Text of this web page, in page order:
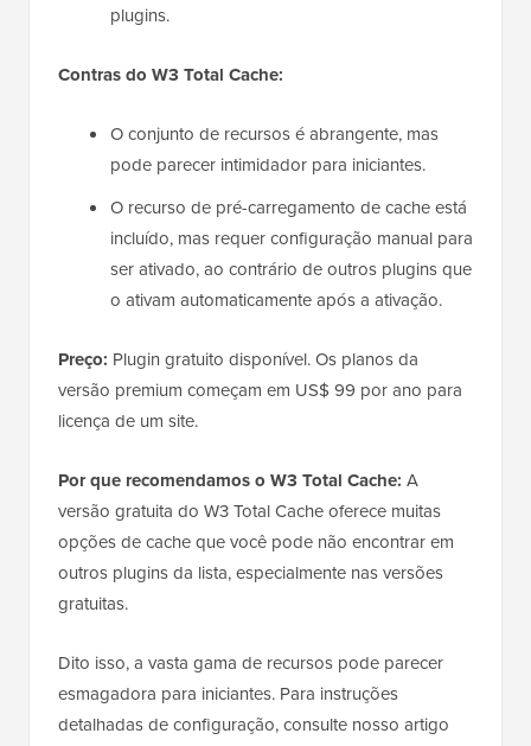
plugins.
Contras do W3 Total Cache:
O conjunto de recursos é abrangente, mas
pode parecer intimidador para iniciantes.
O recurso de pré-carregamento de cache está
incluído, mas requer configuração manual para
ser ativado, ao contrário de outros plugins que
o ativam automaticamente após a ativação.
Preço: Plugin gratuito disponível. Os planos da
versão premium começam em US$ 99 por ano para
licença de um site.
Por que recomendamos o W3 Total Cache: A
versão gratuita do W3 Total Cache oferece muitas
opções de cache que você pode não encontrar em
outros plugins da lista, especialmente nas versões
gratuitas.
Dito isso, a vasta gama de recursos pode parecer
esmagadora para iniciantes. Para instruções
detalhadas de configuração, consulte nosso artigo